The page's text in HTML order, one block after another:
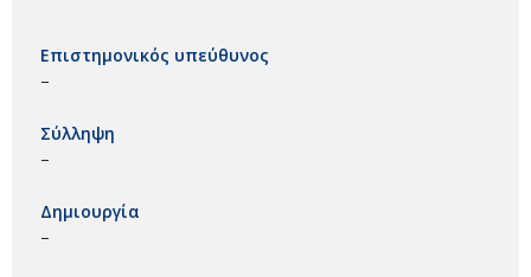
Επιστημονικός υπεύθυνος
–
Σύλληψη
–
Δημιουργία
–